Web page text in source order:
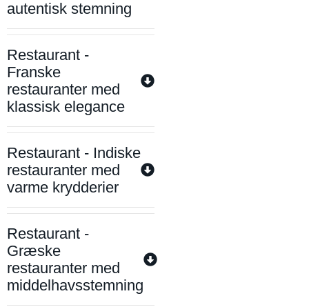
autentisk stemning
Restaurant -
Franske
restauranter med
klassisk elegance
Restaurant - Indiske
restauranter med
varme krydderier
Restaurant -
Græske
restauranter med
middelhavsstemning